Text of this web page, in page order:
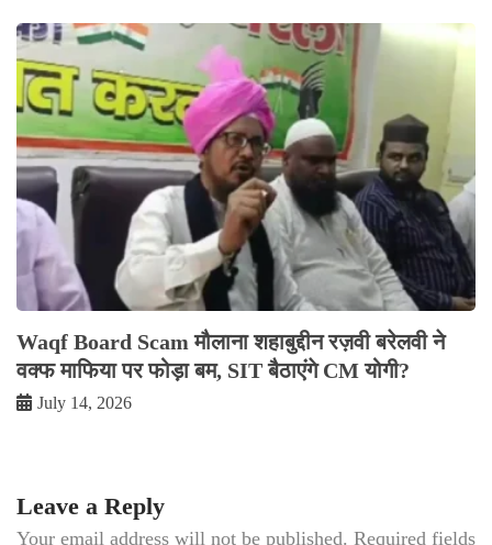
Waqf Board Scam मौलाना शहाबुद्दीन रज़वी बरेलवी ने
वक्फ माफिया पर फोड़ा बम, SIT बैठाएंगे CM योगी?
July 14, 2026
Leave a Reply
Your email address will not be published. Required fields